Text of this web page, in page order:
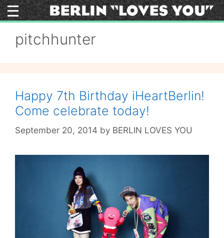
Skip
to
pitchhunter
Happy 7th Birthday iHeartBerlin!
Come celebrate today!
September 20, 2014 by BERLIN LOVES YOU